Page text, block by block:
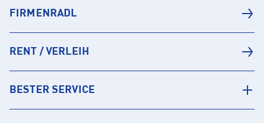
FIRMENRADL
RENT / VERLEIH
BESTER SERVICE